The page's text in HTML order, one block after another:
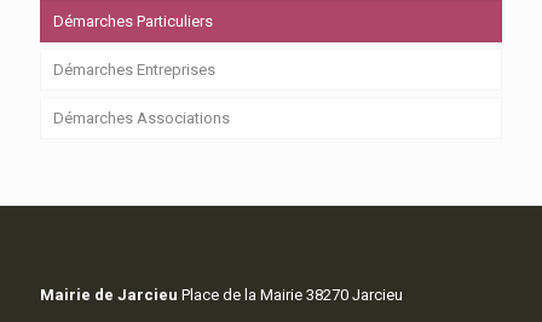
Démarches Particuliers
Démarches Entreprises
Démarches Associations
Mairie de Jarcieu Place de la Mairie 38270 Jarcieu